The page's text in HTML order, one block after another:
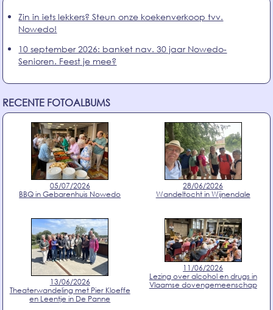
Zin in iets lekkers? Steun onze koekenverkoop tvv.
Nowedo!
10 september 2026: banket nav. 30 jaar Nowedo-
Senioren. Feest je mee?
RECENTE FOTOALBUMS
05/07/2026
BBQ in Gebarenhuis Nowedo
28/06/2026
Wandeltocht in Wijnendale
13/06/2026
Theaterwandeling met Pier Kloeffe
en Leentje in De Panne
11/06/2026
Lezing over alcohol en drugs in
Vlaamse dovengemeenschap